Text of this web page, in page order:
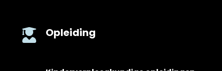
 Opleiding